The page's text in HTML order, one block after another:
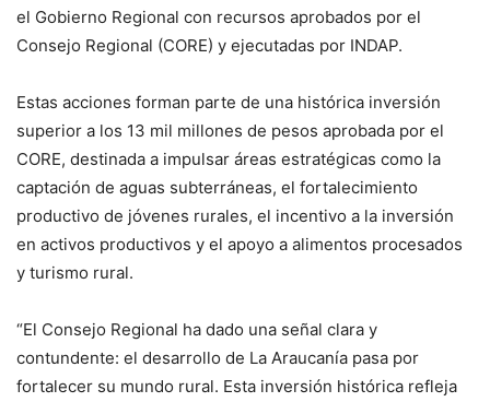
el Gobierno Regional con recursos aprobados por el
Consejo Regional (CORE) y ejecutadas por INDAP.
Estas acciones forman parte de una histórica inversión
superior a los 13 mil millones de pesos aprobada por el
CORE, destinada a impulsar áreas estratégicas como la
captación de aguas subterráneas, el fortalecimiento
productivo de jóvenes rurales, el incentivo a la inversión
en activos productivos y el apoyo a alimentos procesados
y turismo rural.
“El Consejo Regional ha dado una señal clara y
contundente: el desarrollo de La Araucanía pasa por
fortalecer su mundo rural. Esta inversión histórica refleja